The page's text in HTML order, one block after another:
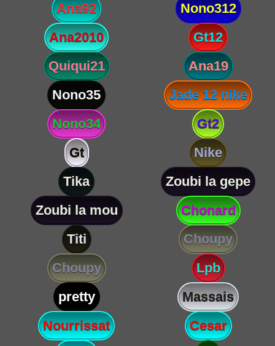
Ana92
Nono312
Ana2010
Gt12
Quiqui21
Ana19
Nono35
Jade 12 nike
Nono34
Gt2
Gt
Nike
Tika
Zoubi la gepe
Zoubi la mou
Chonard
Titi
Choupy
Choupy
Lpb
pretty
Massais
Nourrissat
Cesar